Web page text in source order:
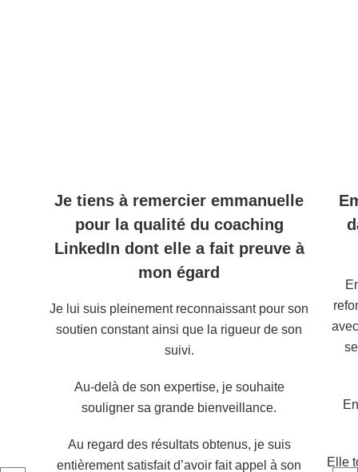
Je tiens à remercier emmanuelle
pour la qualité du coaching
LinkedIn dont elle a fait preuve à
mon égard
Je lui suis pleinement reconnaissant pour son
soutien constant ainsi que la rigueur de son
suivi.
Au-delà de son expertise, je souhaite
souligner sa grande bienveillance.
Au regard des résultats obtenus, je suis
entièrement satisfait d’avoir fait appel à son
Elle